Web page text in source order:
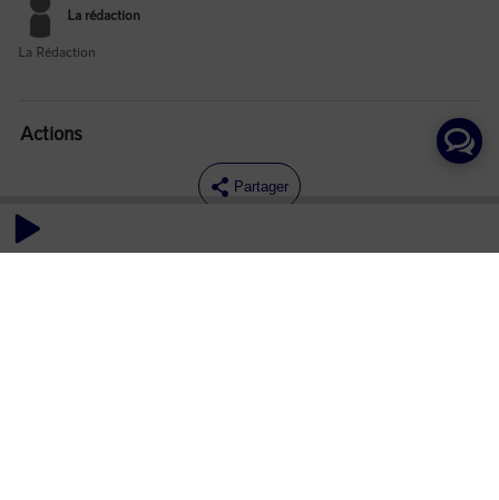
La rédaction
La Rédaction
Actions
Partager
Commentaires